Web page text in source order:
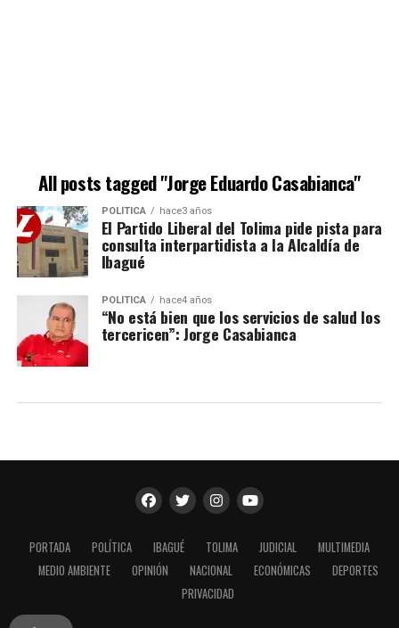
All posts tagged "Jorge Eduardo Casabianca"
POLÍTICA hace3 años
El Partido Liberal del Tolima pide pista para
consulta interpartidista a la Alcaldía de
Ibagué
POLÍTICA hace4 años
“No está bien que los servicios de salud los
tercericen”: Jorge Casabianca
PORTADA POLÍTICA IBAGUÉ TOLIMA JUDICIAL
MULTIMEDIA
MEDIO AMBIENTE
OPINIÓN NACIONAL ECONÓMICAS
DEPORTES
PRIVACIDAD